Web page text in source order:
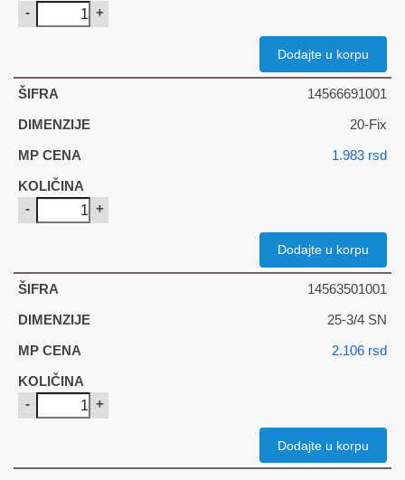
- +
Dodajte u korpu
14566691001
20-Fix
1.983 rsd
- +
Dodajte u korpu
14563501001
25-3/4 SN
2.106 rsd
- +
Dodajte u korpu